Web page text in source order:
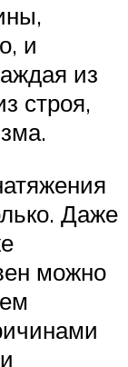
и
из
строя,
Даже
можно